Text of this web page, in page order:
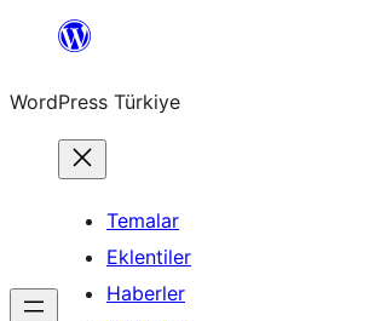
İçeriğe
WordPress Türkiye
Temalar
Eklentiler
Haberler